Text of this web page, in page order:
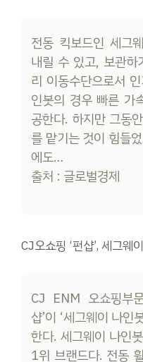
전동 킥보드인 세그
내릴 수 있고, 보관하
리 이동수단으로서
인봇의 경우 빠른 가
공한다. 하지만 그동
를 맡기는 것이 힘들
에도…
출처 : 글로벌경제
CJ오쇼핑 ‘펀샵’, 세그웨
CJ ENM 오쇼핑부
샵’이 ‘세그웨이 나인
한다. 세그웨이 나인
1위 브랜드다. 전동